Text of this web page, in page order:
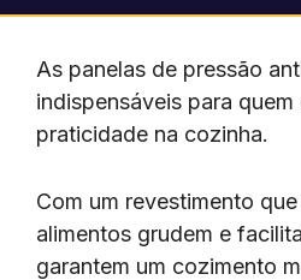
As panelas de pressão
indispensáveis para quem
praticidade na cozinha.
Com um revestimento
alimentos grudem e
garantem um cozimento